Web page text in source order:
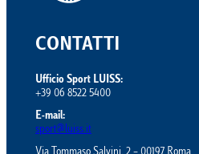
CONTATTI
Ufficio Sport LUISS:
+39 06 8522 5400
E-mail:
sport@luiss.it